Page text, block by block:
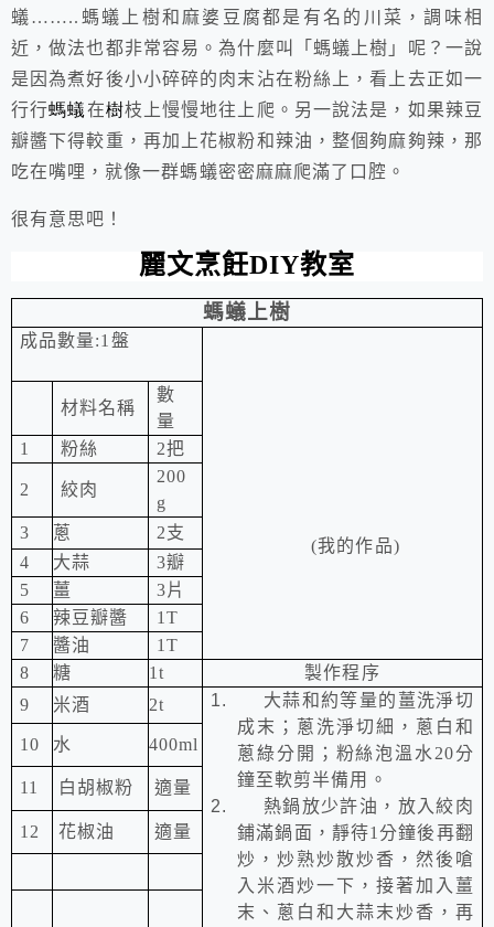
蟻…….. 螞蟻上樹和麻婆豆腐都是有名的川菜，調味相
近，做法也都非常容易。為什麼叫「 螞蟻上樹 」呢？一說
是因為煮好後小小碎碎的肉末 沾在粉絲上，看上去正如一
行行螞蟻在樹枝上慢慢地往上爬。 另一說法是，如果辣豆
瓣醬下得較重，再加上花椒粉和辣油，整個夠麻夠辣，那
吃在嘴哩，就像一群螞蟻密密麻麻爬滿了口腔。
很有意思吧！
麗文烹飪DIY教室
螞蟻上樹
成品數量:1 盤
(我的作品)
材料名稱
數
量
1
粉絲 2把
2 絞肉
200
g
3
蔥 2支
4
大蒜 3瓣
5
薑 3片
6
辣豆瓣醬
1T
7
醬油
1T
8
糖 1t
製作程序
9
米酒 2t 1.
大蒜和約等量的薑洗淨切
成末；蔥洗淨切細，蔥白和
蔥綠分開；粉絲泡溫水20分
鐘至軟剪半備用。
2.
熱鍋放少許油，放入絞肉
鋪滿鍋面，靜待1分鐘後再翻
炒，炒熟炒散炒香，然後嗆
入米酒炒一下，接著加入薑
末、蔥白和大蒜末炒香，再
10 水 400ml
11 白胡椒粉 適量
12 花椒油 適量